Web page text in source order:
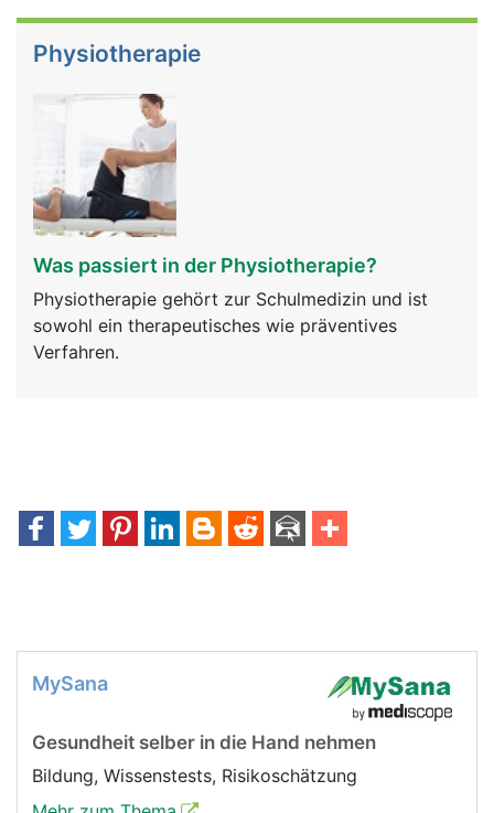
Physiotherapie
Was passiert in der Physiotherapie?
Physiotherapie gehört zur Schulmedizin und ist
sowohl ein therapeutisches wie präventives
Verfahren.
MySana
Gesundheit selber in die Hand nehmen
Bildung, Wissenstests, Risikoschätzung